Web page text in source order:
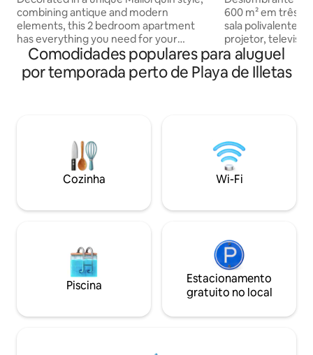
combining antique and modern
elements, this 2 bedroom apartment
has everything you need for your
holiday on the island. Each bedroom has
its own bathroom and the living area
features a comfortable sofa, dining
anything you need. This accommodation
is for adults only. Storing bicycles inside
the apartment or in the building’s
common areas is not permitted.
used during the stay is the responsibility
600 m² em três
sala polivalente
projetor,
vídeo, discoteca
privativa (9 x 5
iluminação
antiderrapantes
Churrasqueira,
bicicletas, ar
residencial e
Comodidades populares para aluguel
por temporada perto de Playa de Illetas
Cozinha Wi-Fi
Piscina
Estacionamento
gratuito no local